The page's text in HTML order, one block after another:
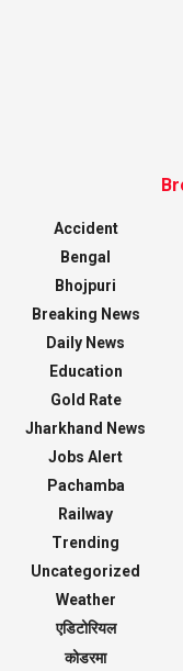
Accident
Bengal
Bhojpuri
Breaking News
Daily News
Education
Gold Rate
Jharkhand News
Jobs Alert
Pachamba
Railway
Trending
Uncategorized
Weather
एडिटोरियल
कोडरमा